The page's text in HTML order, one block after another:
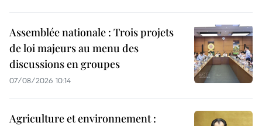
Assemblée nationale : Trois projets
de loi majeurs au menu des
discussions en groupes
07/08/2026 10:14
Agriculture et environnement :